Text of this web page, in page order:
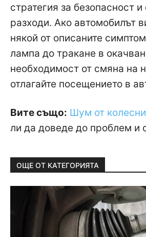
стратегия за безопасност
разходи. Ако автомобилът
някой от описаните
лампа до тракане в
необходимост от смяна на
отлагайте посещението в
Вите също: Шум от
ли да доведе до проблем и
ОЩЕ ОТ КАТЕГОРИЯТА